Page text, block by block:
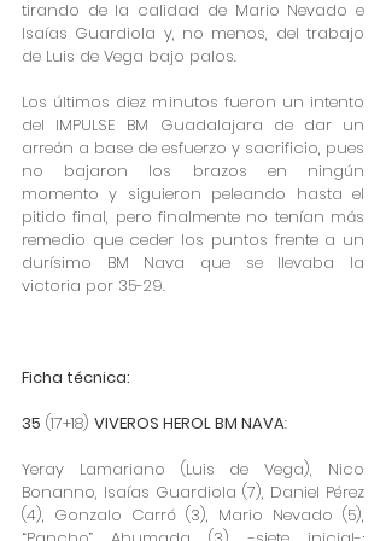
tirando de la calidad de Mario Nevado e
Isaías Guardiola y, no menos, del trabajo
de Luis de Vega bajo palos.
Los últimos diez minutos fueron un intento
del IMPULSE BM Guadalajara de dar un
arreón a base de esfuerzo y sacrificio, pues
no bajaron los brazos en ningún
momento y siguieron peleando hasta el
pitido final, pero finalmente no tenían más
remedio que ceder los puntos frente a un
durísimo BM Nava que se llevaba la
victoria por 35-29.
Ficha técnica:
35 (17+18) VIVEROS HEROL BM NAVA:
Yeray Lamariano (Luis de Vega), Nico
Bonanno, Isaías Guardiola (7), Daniel Pérez
(4), Gonzalo Carró (3), Mario Nevado (5),